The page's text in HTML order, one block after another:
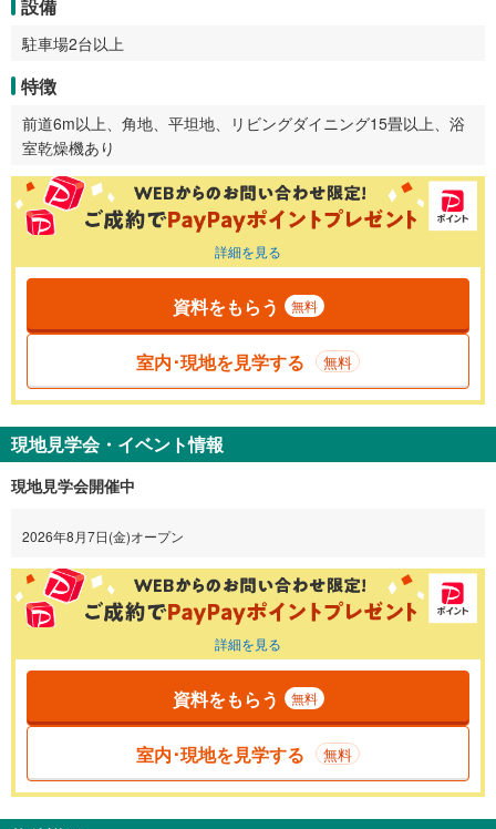
設備
駐車場2台以上
特徴
前道6m以上、角地、平坦地、リビングダイニング15畳以上、浴
室乾燥機あり
詳細を見る
資料をもらう 無料
室内･現地を見学する 無料
現地見学会・イベント情報
現地見学会開催中
2026年8月7日(金)オープン
詳細を見る
資料をもらう 無料
室内･現地を見学する 無料